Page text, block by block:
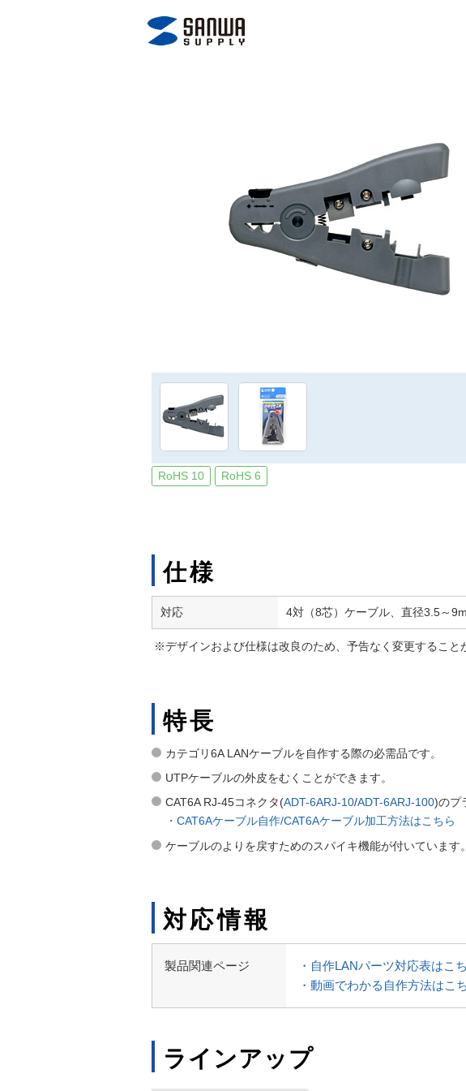
RoHS 10 RoHS 6
仕様
対応 4対（8芯）ケーブル、直径3.5～
※デザインおよび仕様は改良のため、予告なく変更すること
特長
カテゴリ6A LANケーブルを自作する際の必需品です。
UTPケーブルの外皮をむくことができます。
CAT6A RJ-45コネクタ(ADT-6ARJ-10/ADT-6ARJ-100)のプ
・CAT6Aケーブル自作/CAT6Aケーブル加工方法はこちら
ケーブルのよりを戻すためのスパイキ機能が付いています。
対応情報
製品関連ページ
・自作LANパーツ対応表はこ
・動画でわかる自作方法はこ
ラインアップ